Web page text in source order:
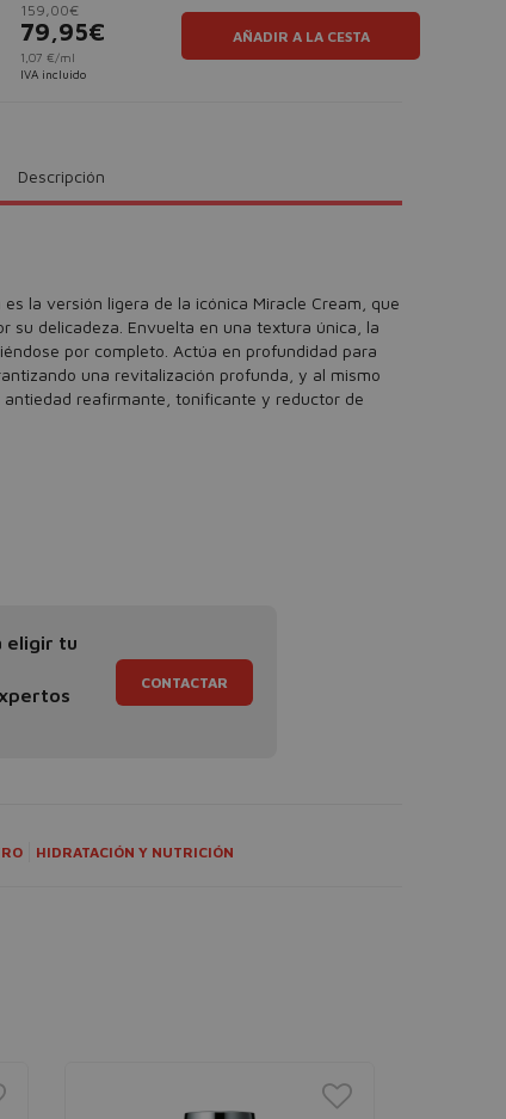
159,00€
79,95€
1,07 €/ml
IVA incluido
AÑADIR A LA CESTA
Descripción
es la versión ligera de la icónica Miracle Cream, que
su delicadeza. Envuelta en una textura única, la
por completo. Actúa en profundidad para
una revitalización profunda, y al mismo
reafirmante, tonificante y reductor de
eligir tu
CONTACTAR
HIDRATACIÓN Y NUTRICIÓN